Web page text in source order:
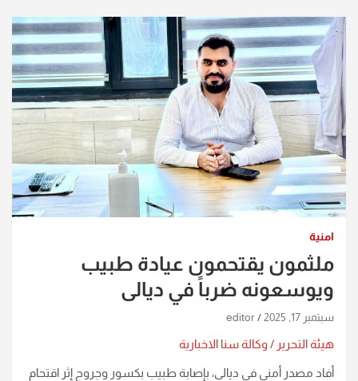
امنية
ملثمون يقتحمون عيادة طبيب
ويوسعونه ضرباً في ديالى
سبتمبر 17, 2025 editor
هيئة التحرير / وكالة سنا الاخبارية
أفاد مصدر أمني في ديالى، بإصابة طبيب بكسور وجروح إثر اقتحام